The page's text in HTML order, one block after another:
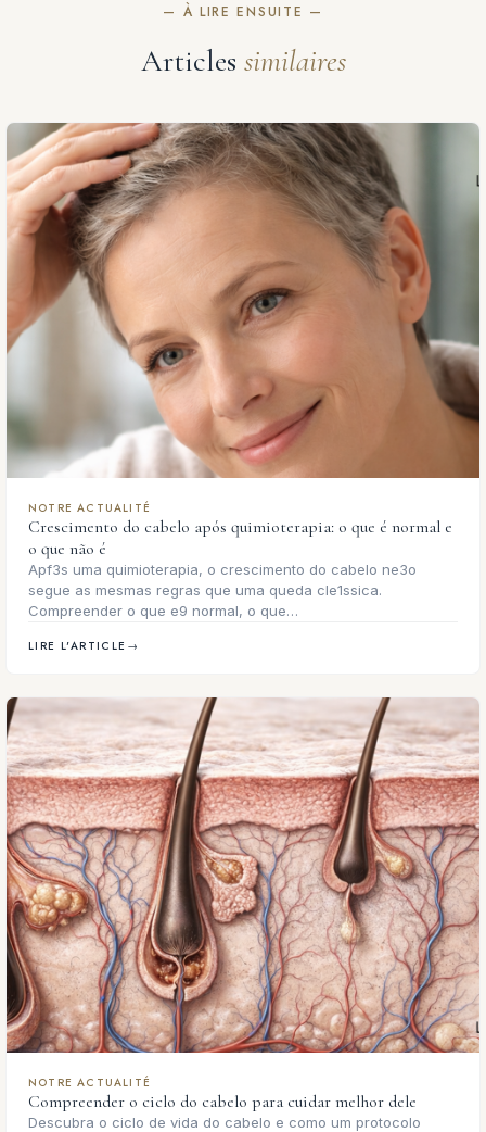
— À LIRE ENSUITE —
Articles similaires
NOTRE ACTUALITÉ
Crescimento do cabelo após quimioterapia: o que é normal e
o que não é
Apf3s uma quimioterapia, o crescimento do cabelo ne3o
segue as mesmas regras que uma queda cle1ssica.
Compreender o que e9 normal, o que…
LIRE L'ARTICLE →
NOTRE ACTUALITÉ
Compreender o ciclo do cabelo para cuidar melhor dele
Descubra o ciclo de vida do cabelo e como um protocolo